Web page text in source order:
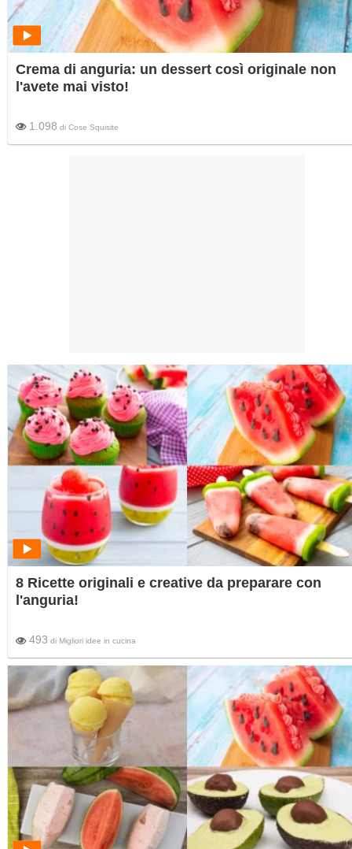
Crema di anguria: un dessert così originale non
l'avete mai visto!
1.098 di Cose Squisite
8 Ricette originali e creative da preparare con
l'anguria!
493 di Migliori idee in cucina